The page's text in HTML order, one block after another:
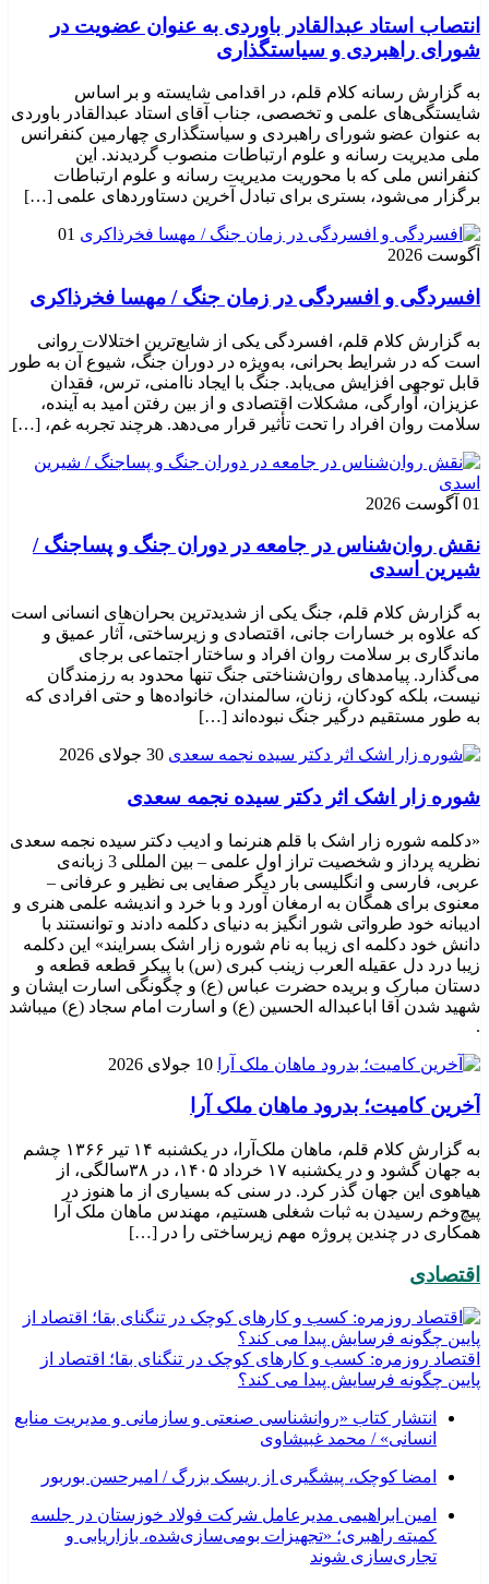
انتصاب استاد عبدالقادر باوردی به عنوان عضویت در
شورای راهبردی و سیاستگذاری
به گزارش رسانه کلام قلم، در اقدامی شایسته و بر اساس
شایستگی‌های علمی و تخصصی، جناب آقای استاد عبدالقادر باوردی
به عنوان عضو شورای راهبردی و سیاستگذاری چهارمین کنفرانس
ملی مدیریت رسانه و علوم ارتباطات منصوب گردیدند. این
کنفرانس ملی که با محوریت مدیریت رسانه و علوم ارتباطات
برگزار می‌شود، بستری برای تبادل آخرین دستاوردهای علمی […]
01
آگوست 2026
افسردگی و افسردگی در زمان جنگ / مهسا فخرذاکری
به گزارش کلام قلم، افسردگی یکی از شایع‌ترین اختلالات روانی
است که در شرایط بحرانی، به‌ویژه در دوران جنگ، شیوع آن به طور
قابل توجهی افزایش می‌یابد. جنگ با ایجاد ناامنی، ترس، فقدان
عزیزان، آوارگی، مشکلات اقتصادی و از بین رفتن امید به آینده،
سلامت روان افراد را تحت تأثیر قرار می‌دهد. هرچند تجربه غم، […]
01 آگوست 2026
نقش روان‌شناس در جامعه در دوران جنگ و پساجنگ /
شیرین اسدی
به گزارش کلام قلم، جنگ یکی از شدیدترین بحران‌های انسانی است
که علاوه بر خسارات جانی، اقتصادی و زیرساختی، آثار عمیق و
ماندگاری بر سلامت روان افراد و ساختار اجتماعی برجای
می‌گذارد. پیامدهای روان‌شناختی جنگ تنها محدود به رزمندگان
نیست، بلکه کودکان، زنان، سالمندان، خانواده‌ها و حتی افرادی که
به طور مستقیم درگیر جنگ نبوده‌اند […]
30 جولای 2026
شوره زار اشک اثر دکتر سیده نجمه سعدی
«دکلمه شوره زار اشک با قلم هنرنما و ادیب دکتر سیده نجمه سعدی
نظریه پرداز و شخصیت تراز اول علمی – بین المللی 3 زبانه‌ی
عربی، فارسی و انگلیسی بار دیگر صفایی بی نظیر و عرفانی –
معنوی برای همگان به ارمغان آورد و با خرد و اندیشه علمی هنری و
ادیبانه خود طرواتی شور انگیز به دنیای دکلمه دادند و توانستند با
دانش خود دکلمه ای زیبا به نام شوره زار اشک بسرایند» این دکلمه
زیبا درد دل عقیله العرب زینب کبری (س) با پیکر قطعه قطعه و
دستان مبارک و بریده حضرت عباس (ع) و چگونگی اسارت ایشان و
شهید شدن آقا اباعبداله الحسین (ع) و اسارت امام سجاد (ع) میباشد
.
10 جولای 2026
​آخرین کامیت؛ بدرود ماهان ملک آرا
به گزارش کلام قلم، ماهان ملک‌آرا، در یکشنبه ۱۴ تیر ۱۳۶۶ چشم
به جهان گشود و در یکشنبه ۱۷ خرداد ۱۴۰۵، در ۳۸سالگی، از
هیاهوی این جهان گذر کرد. در سنی که بسیاری از ما هنوز در
پیچ‌وخم رسیدن به ثبات شغلی هستیم، مهندس ماهان ملک آرا
همکاری در چندین پروژه مهم زیرساختی را در […]
اقتصادی
اقتصاد روزمره: کسب‌ و کارهای کوچک در تنگنای بقا؛ اقتصاد از
پایین چگونه فرسایش پیدا می کند؟
انتشار کتاب «روانشناسی صنعتی و سازمانی و مدیریت منابع
انسانی» / محمد غبیشاوی
امضا کوچک، پیشگیری از ریسک بزرگ / امیرحسن بوربور
امین ابراهیمی مدیرعامل شرکت فولاد خوزستان در جلسه
کمیته راهبری؛ «تجهیزات بومی‌سازی‌شده، بازاریابی و
تجاری‌سازی شوند